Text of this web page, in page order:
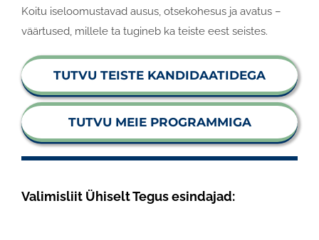
Koitu iseloomustavad ausus, otsekohesus ja avatus –
väärtused, millele ta tugineb ka teiste eest seistes.
TUTVU TEISTE KANDIDAATIDEGA
TUTVU MEIE PROGRAMMIGA
Valimisliit Ühiselt Tegus esindajad: